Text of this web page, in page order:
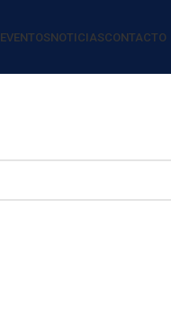
EVENTOSNOTICIASCONTACTO